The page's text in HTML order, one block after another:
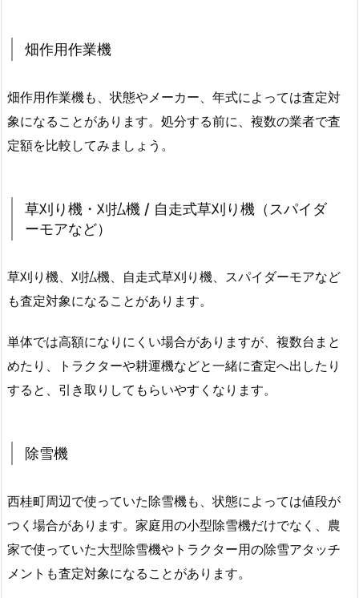
畑作用作業機
畑作用作業機も、状態やメーカー、年式によっては査定対
象になることがあります。処分する前に、複数の業者で査
定額を比較してみましょう。
草刈り機・刈払機 / 自走式草刈り機（スパイダ
ーモアなど）
草刈り機、刈払機、自走式草刈り機、スパイダーモアなど
も査定対象になることがあります。
単体では高額になりにくい場合がありますが、複数台まと
めたり、トラクターや耕運機などと一緒に査定へ出したり
すると、引き取りしてもらいやすくなります。
除雪機
西桂町周辺で使っていた除雪機も、状態によっては値段が
つく場合があります。家庭用の小型除雪機だけでなく、農
家で使っていた大型除雪機やトラクター用の除雪アタッチ
メントも査定対象になることがあります。